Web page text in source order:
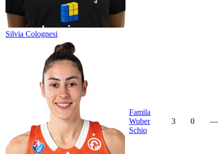
Silvia Colognesi
Famila
Wuber
Schio
3 0 —